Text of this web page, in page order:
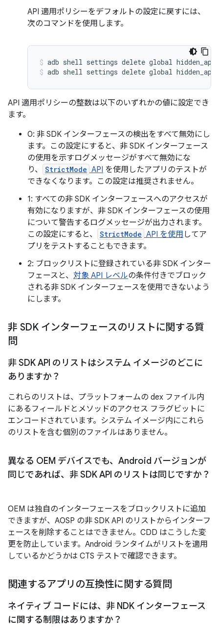
API 適用ポリシーをデフォルトの設定に戻すには、
次のコマンドを使用します。
adb shell settings delete global
adb shell settings delete global
API 適用ポリシーの整数は以下のいずれかの値に設定でき
ます。
0: 非 SDK インターフェースの検出をすべて無効にし
ます。この設定にすると、非 SDK インターフェース
の使用を示すログメッセージがすべて無効にな
り、
StrictMode API を使用したアプリのテストが
できなくなります。この設定は推奨されません。
1: すべての非 SDK インターフェースへのアクセスが
有効になりますが、非 SDK インターフェースの使用
について警告するログメッセージが出力されます。
この設定にすると、
StrictMode API を使用 してア
プリをテストすることもできます。
2: ブロックリストに登録されている非 SDK インター
フェースと、 対象 API レベルの条件付きでブロック
される非 SDK インターフェースを使用できないよう
にします。
非 SDK インターフェースのリストに関する質
問
非 SDK API のリストはシステム イメージのどこに
ありますか？
これらのリストは、プラットフォームの dex ファイル内
にあるフィールドとメソッドのアクセス フラグビットに
エンコードされています。システム イメージ内にこれら
のリストを含む個別のファイルはありません。
異なる OEM デバイスでも、Android バージョンが
同じであれば、非 SDK API のリストは同じですか？
OEM は独自のインターフェースをブロックリストに追加
できますが、AOSP の非 SDK API のリストからインターフ
ェースを削除することはできません。CDD はこうした変
更を防止しています。Android ランタイムがリストを適用
しているかどうかは CTS テストで確認できます。
関連するアプリの互換性に関する質問
ネイティブ コードには、非 NDK インターフェース
に関する制限はありますか？